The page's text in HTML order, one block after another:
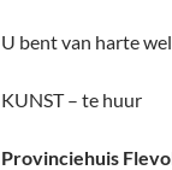
U bent van harte
KUNST – te huur
Provinciehuis